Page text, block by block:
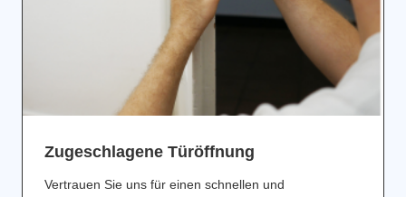
Zugeschlagene Türöffnung
Vertrauen Sie uns für einen schnellen und